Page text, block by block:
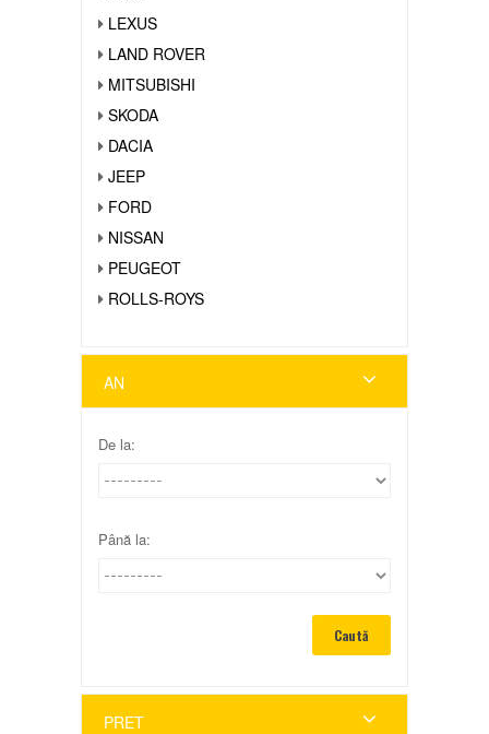
LEXUS
LAND ROVER
MITSUBISHI
SKODA
DACIA
JEEP
FORD
NISSAN
PEUGEOT
ROLLS-ROYS
AN
De la:
Până la:
PRET